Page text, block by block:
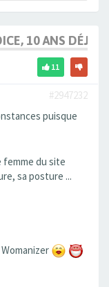
10 ANS DÉJÀ,
11
#2947232
puisque
femme du site
sa posture ...